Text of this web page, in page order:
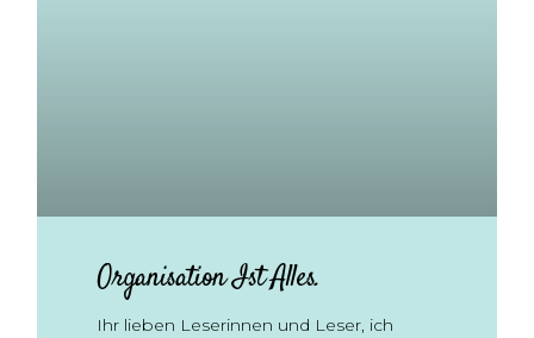
Organisation Ist Alles.
Ihr lieben Leserinnen und Leser, ich